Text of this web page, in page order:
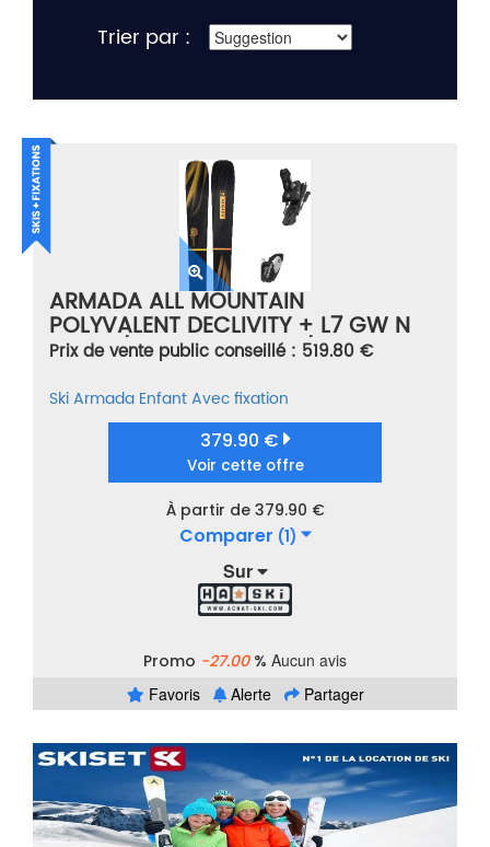
Trier par :
ARMADA ALL MOUNTAIN
POLYVALENT DECLIVITY + L7 GW N
BLACK/WHITE B90 NOIR/JAUNE
Prix de vente public conseillé : 519.80 €
SkiArmada EnfantAvec fixation
379.90 €
Voir cette offre
À partir de 379.90 €
Comparer (1)
Sur
Promo -27.00% Aucun avis
Favoris
Alerte Partager